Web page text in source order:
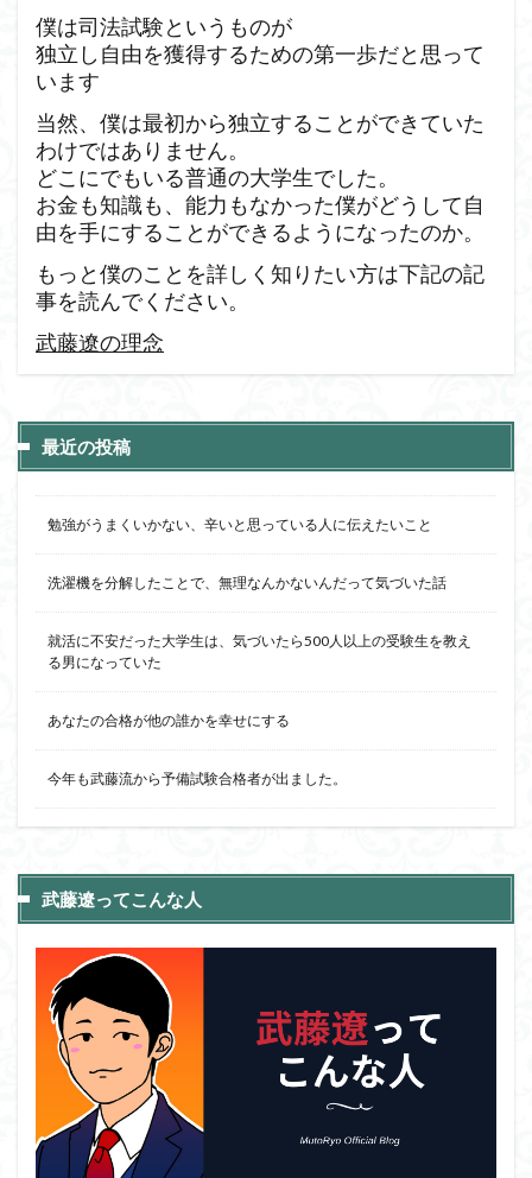
僕は司法試験というものが
独立し自由を獲得するための第一歩だと思って
います
当然、僕は最初から独立することができていた
わけではありません。
どこにでもいる普通の大学生でした。
お金も知識も、能力もなかった僕がどうして自
由を手にすることができるようになったのか。
もっと僕のことを詳しく知りたい方は下記の記
事を読んでください。
武藤遼の理念
最近の投稿
勉強がうまくいかない、辛いと思っている人に伝えたいこと
洗濯機を分解したことで、無理なんかないんだって気づいた話
就活に不安だった大学生は、気づいたら500人以上の受験生を教え
る男になっていた
あなたの合格が他の誰かを幸せにする
今年も武藤流から予備試験合格者が出ました。
武藤遼ってこんな人